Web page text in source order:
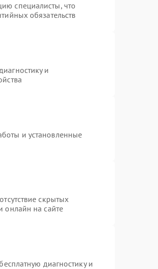
специалисты, что
обязательств
и
и установленные
скрытых
онлайн на сайте
диагностику и